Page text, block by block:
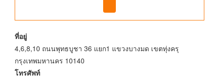
ที่อยู่
4,6,8,10 ถนนพุทธบูชา 36 แยก1 แขวงบางมด เขตทุ่งครุ
กรุงเทพมหานคร 10140
โทรศัพท์